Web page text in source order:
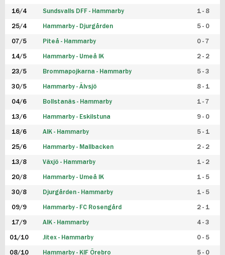
16/4 Sundsvalls DFF - Hammarby 1 - 8
25/4 Hammarby - Djurgården 5 - 0
07/5 Piteå - Hammarby 0 - 7
14/5 Hammarby - Umeå IK 2 - 2
23/5 Brommapojkarna - Hammarby 5 - 3
30/5 Hammarby - Älvsjö 8 - 1
04/6 Bollstanäs - Hammarby 1 - 7
13/6 Hammarby - Eskilstuna 9 - 0
18/6 AIK - Hammarby 5 - 1
25/6 Hammarby - Mallbacken 2 - 2
13/8 Växjö - Hammarby 1 - 2
20/8 Hammarby - Umeå IK 1 - 5
30/8 Djurgården - Hammarby 1 - 5
09/9 Hammarby - FC Rosengård 2 - 1
17/9 AIK - Hammarby 4 - 3
01/10 Jitex - Hammarby 0 - 5
08/10 Hammarby - KIF Örebro 5 - 0